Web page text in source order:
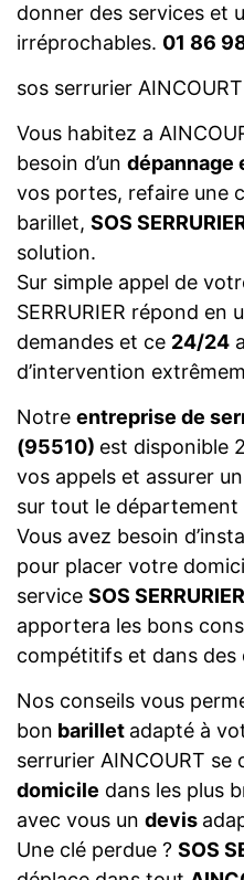
donner des services et
irréprochables. 01 86
sos serrurier
Vous habitez a
besoin d’un dépannage
vos portes, refaire une
barillet, SOS
solution.
Sur simple appel de
SERRURIER répond en
demandes et ce 24/24
d’intervention
Notre entreprise de
(95510) est disponible
vos appels et assurer un
sur tout le département
Vous avez besoin
pour placer votre
service SOS
apportera les bons
compétitifs et dans des
Nos conseils vous
bon barillet adapté à
serrurier AINCOURT se
domicile dans les plus
avec vous un devis
Une clé perdue ? SOS